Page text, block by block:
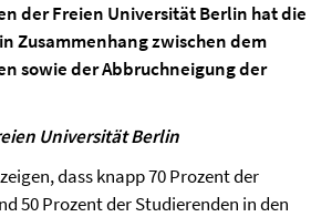
der Freien Universität Berlin hat die
Zusammenhang zwischen dem
sowie der Abbruchneigung der
Universität Berlin
dass knapp 70 Prozent der
50 Prozent der Studierenden in den